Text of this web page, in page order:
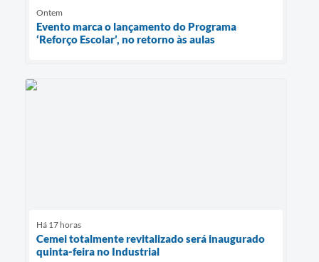
Ontem
Evento marca o lançamento do Programa
‘Reforço Escolar’, no retorno às aulas
Há 17 horas
Cemei totalmente revitalizado será inaugurado
quinta-feira no Industrial